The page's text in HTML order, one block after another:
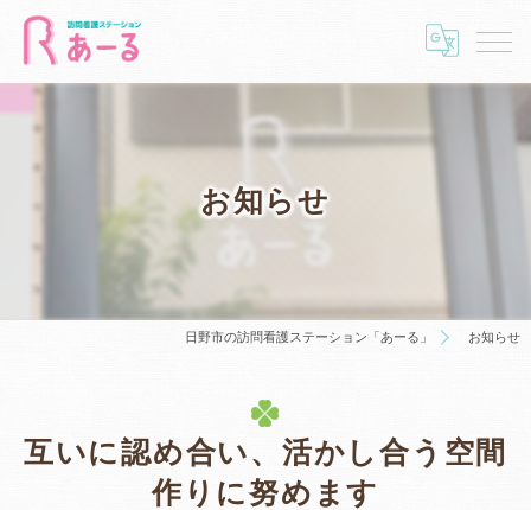
お知らせ
日野市の訪問看護ステーション「あーる」 お知らせ
互いに認め合い、活かし合う空間
作りに努めます